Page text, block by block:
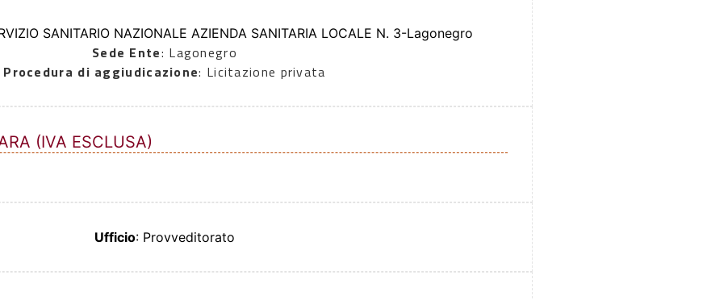
SANITARIO NAZIONALE AZIENDA SANITARIA LOCALE N. 3-Lagonegro
Sede Ente: Lagonegro
Procedura di aggiudicazione: Licitazione privata
(IVA ESCLUSA)
Ufficio: Provveditorato